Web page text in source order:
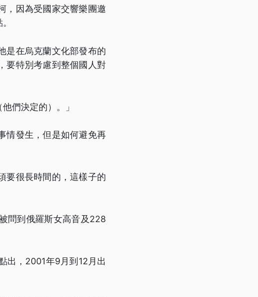
，因為受國家交響樂團邀
是在烏克蘭文化部發布的
要特別考慮到整個國人對
們決定的）。」
情發生，但是如何避免再
要很長時間的，這樣子的
問到俄羅斯女高音及228
出，2001年9月到12月出